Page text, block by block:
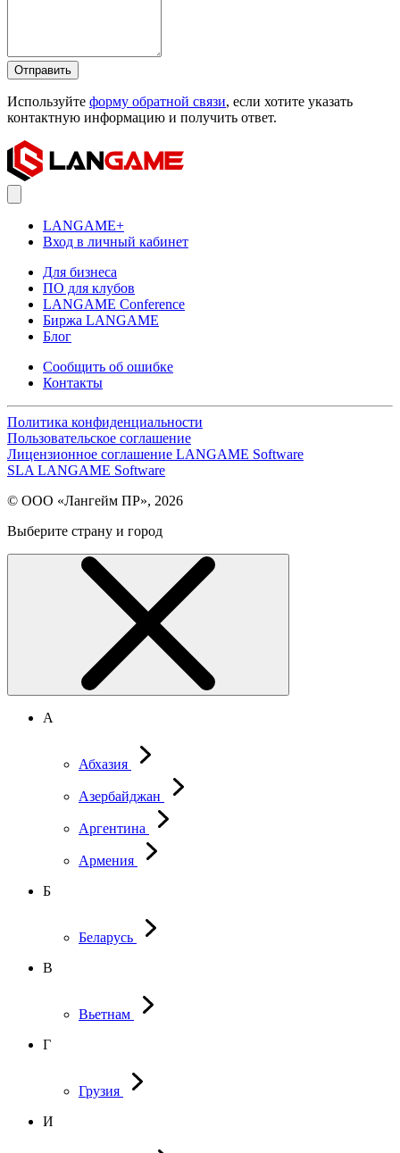
Отправить
Используйте форму обратной связи, если хотите указать
контактную информацию и получить ответ.
LANGAME+
Вход в личный кабинет
Для бизнеса
ПО для клубов
LANGAME Conference
Биржа LANGAME
Блог
Сообщить об ошибке
Контакты
Политика конфиденциальности
Пользовательское соглашение
Лицензионное соглашение LANGAME Software
SLA LANGAME Software
© ООО «Лангейм ПР», 2026
Выберите страну и город
А
Абхазия
Азербайджан
Аргентина
Армения
Б
Беларусь
В
Вьетнам
Г
Грузия
И